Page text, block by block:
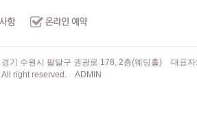
경기 수원시 팔달구 권광로 178, 2층(웨딩홀)
대표
right reserved.
ADMIN